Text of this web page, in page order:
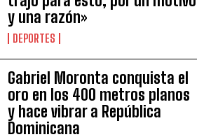
y una razón»
DEPORTES
Gabriel Moronta conquista el
oro en los 400 metros planos
y hace vibrar a República
Dominicana